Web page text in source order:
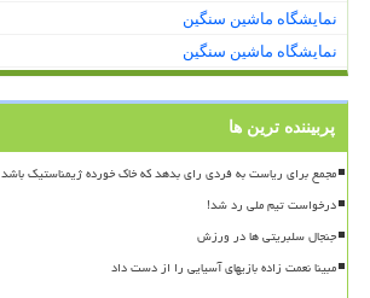
نمایشگاه ماشین سنگین
نمایشگاه ماشین سنگین
پربیننده ترین ها
مجمع برای ریاست به فردی رای بدهد که خاک خورده ژیمناستیک باشد
درخواست تیم ملی رد شد!
جنجال سلبریتی ها در ورزش
مبینا نعمت زاده بازیهای آسیایی را از دست داد